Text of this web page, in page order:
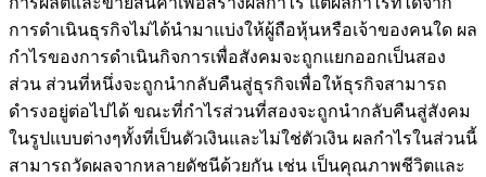
การดำเนินธุรกิจไม่ได้นำมาแบ่งให้ผู้ถือหุ้นหรือเจ้าของคนใด ผล
กำไรของการดำเนินกิจการเพื่อสังคมจะถูกแยกออกเป็นสอง
ส่วน ส่วนที่หนึ่งจะถูกนำกลับคืนสู่ธุรกิจเพื่อให้ธุรกิจสามารถ
ดำรงอยู่ต่อไปได้ ขณะที่กำไรส่วนที่สองจะถูกนำกลับคืนสู่สังคม
ในรูปแบบต่างๆทั้งที่เป็นตัวเงินและไม่ใช่ตัวเงิน ผลกำไรในส่วนนี้
สามารถวัดผลจากหลายดัชนีด้วยกัน เช่น เป็นคุณภาพชีวิตและ